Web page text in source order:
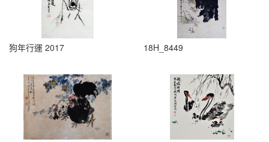
狗年行運 2017 18H_8449